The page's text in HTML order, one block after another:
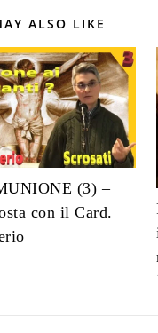
ALSO LIKE
(3) –
con il Card.